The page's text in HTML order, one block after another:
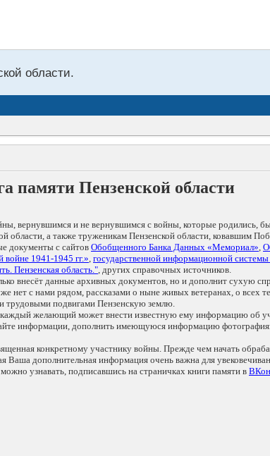
области.
памяти Пензенской области
вернувшимся и не вернувшимся с войны, которые родились,
области, а также труженикам Пензенской области, ковавшим
документы с сайтов Обобщенного Банка Данных «Мемориал»,
войне 1941-1945 гг.», государственной информационной
Пензенская область.", других справочных источников.
внесёт данные архивных документов, но и дополнит сухую
нет с нами рядом, рассказами о ныне живых ветеранах, о всех
трудовыми подвигами Пензенскую землю.
желающий может внести известную ему информацию об
информации, дополнить имеющуюся информацию
конкретному участнику войны. Прежде чем начать
Ваша дополнительная информация очень важна для
узнавать, подписавшись на страничках книги памяти в